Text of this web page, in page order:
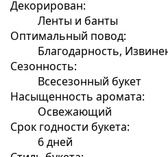
Декорирован:
Ленты и банты
Оптимальный повод:
Благодарность,
Сезонность:
Всесезонный букет
Насыщенность аромата:
Освежающий
Срок годности букета:
6 дней